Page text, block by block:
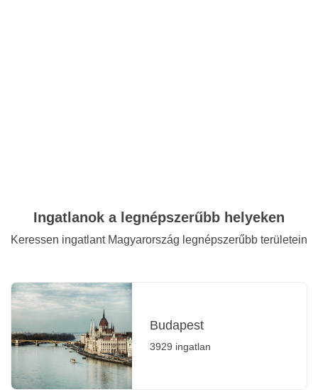
Ingatlanok a legnépszerűbb helyeken
Keressen ingatlant Magyarország legnépszerűbb területein
Budapest
3929 ingatlan